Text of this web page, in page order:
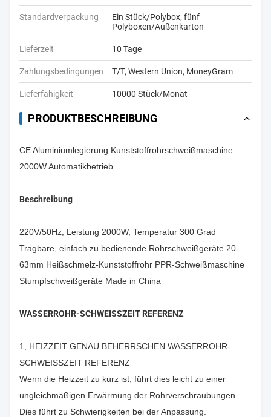
Standardverpackung
Ein Stück/Polybox, fünf
Polyboxen/Außenkarton
Lieferzeit 10 Tage
Zahlungsbedingungen T/T, Western Union, MoneyGram
Lieferfähigkeit 10000 Stück/Monat
PRODUKTBESCHREIBUNG
CE Aluminiumlegierung Kunststoffrohrschweißmaschine
2000W Automatikbetrieb
Beschreibung
220V/50Hz, Leistung 2000W, Temperatur 300 Grad
Tragbare, einfach zu bedienende Rohrschweißgeräte 20-
63mm Heißschmelz-Kunststoffrohr PPR-Schweißmaschine
Stumpfschweißgeräte Made in China
WASSERROHR-SCHWEISSZEIT REFERENZ
1, HEIZZEIT GENAU BEHERRSCHEN WASSERROHR-
SCHWEISSZEIT REFERENZ
Wenn die Heizzeit zu kurz ist, führt dies leicht zu einer
ungleichmäßigen Erwärmung der Rohrverschraubungen.
Dies führt zu Schwierigkeiten bei der Anpassung.